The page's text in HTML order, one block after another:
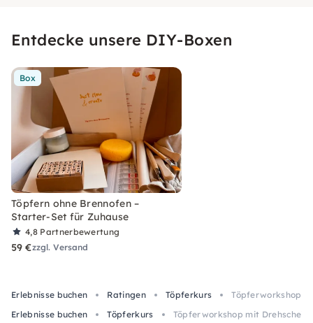
Entdecke unsere DIY-Boxen
Box
Töpfern ohne Brennofen –
Starter-Set für Zuhause
4,8 Partnerbewertung
59 €zzgl. Versand
Erlebnisse buchen Ratingen Töpferkurs
Töpferworkshop
Erlebnisse buchen
Töpferkurs Töpferworkshop mit